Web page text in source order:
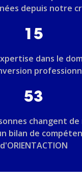
depuis notre
15
dans le
53
changent
bilan de
d'ORIENTACTION